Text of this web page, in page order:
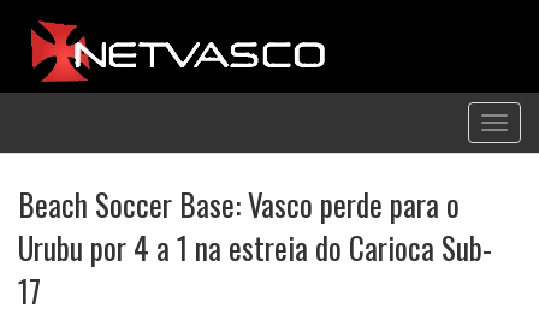
Beach Soccer Base: Vasco perde para o
Urubu por 4 a 1 na estreia do Carioca Sub-
17